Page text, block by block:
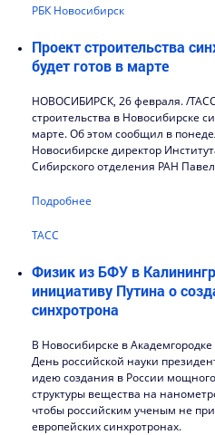
РБК Новосибирск
Проект строительства
будет готов в марте
НОВОСИБИРСК, 26 февраля. /
строительства в Новосибирске
марте. Об этом сообщил в
Новосибирске директор
Сибирского отделения РАН
Подробнее
ТАСС
Физик из БФУ в
инициативу Путина о
синхротрона
В Новосибирске в
День российской науки
идею создания в России
структуры вещества на
чтобы российским ученым не
европейских синхротронах.